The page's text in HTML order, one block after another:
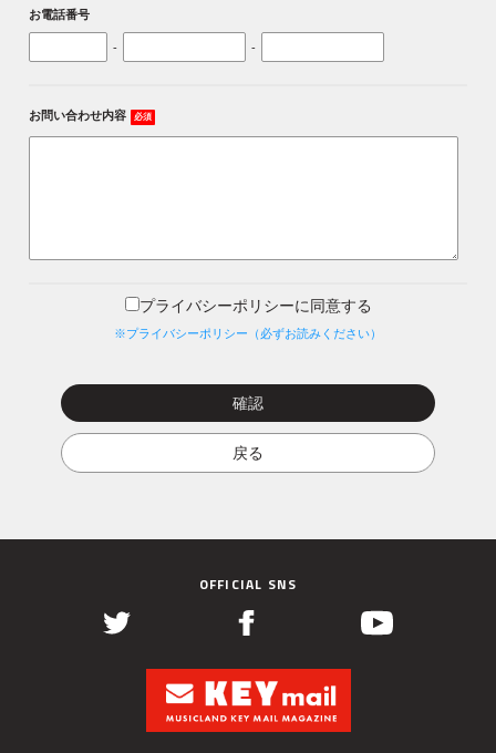
お電話番号
- -
お問い合わせ内容 必須
プライバシーポリシーに同意する
※プライバシーポリシー（必ずお読みください）
OFFICIAL SNS